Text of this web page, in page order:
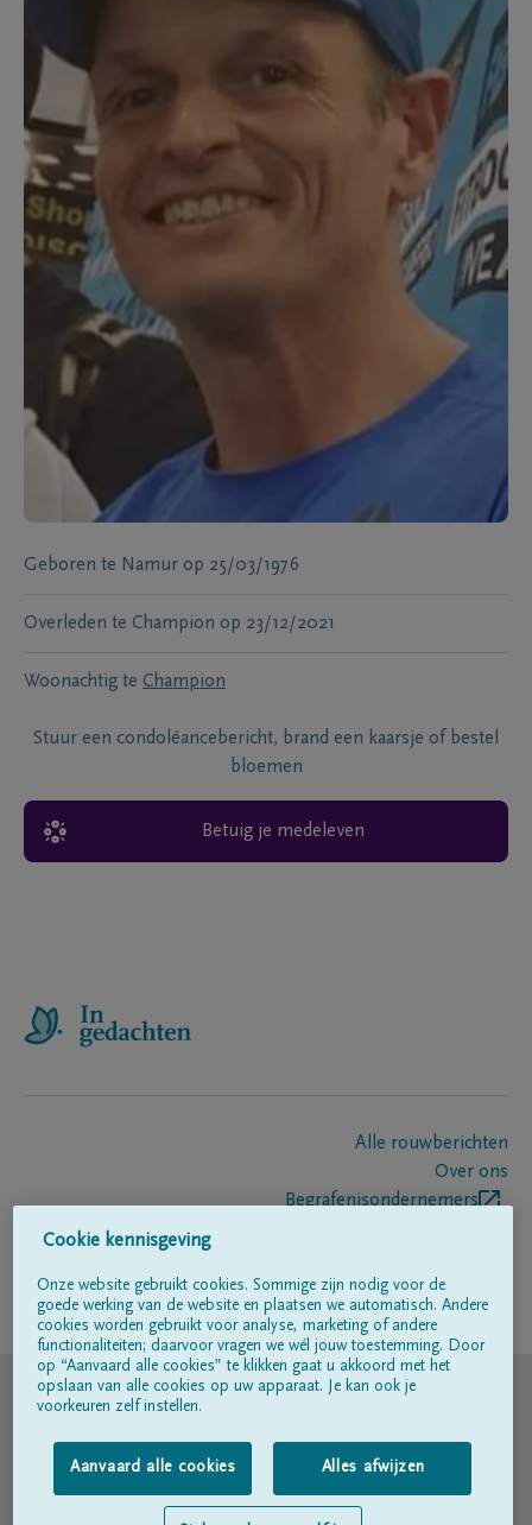
Geboren te Namur op 25/03/1976
Overleden te Champion op 23/12/2021
Woonachtig te Champion
Stuur een condoléancebericht, brand een kaarsje of bestel
bloemen
Betuig je medeleven
Alle rouwberichten
Over ons
Begrafenisondernemers
Volg ons op
© DELA
Gebruiksvoorwaarden
Privacyverklaring
Cookie kennisgeving
Onze website gebruikt cookies. Sommige zijn nodig voor de
goede werking van de website en plaatsen we automatisch. Andere
cookies worden gebruikt voor analyse, marketing of andere
functionaliteiten; daarvoor vragen we wél jouw toestemming. Door
op “Aanvaard alle cookies” te klikken gaat u akkoord met het
opslaan van alle cookies op uw apparaat. Je kan ook je
voorkeuren zelf instellen.
Aanvaard alle cookies Alles afwijzen